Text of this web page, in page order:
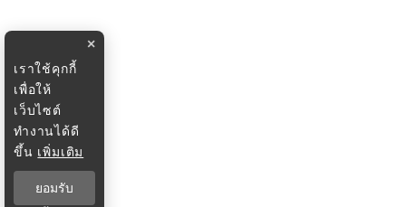
×
เราใช้คุกกี้
เพื่อให้
เว็บไซต์
ทำงานได้ดี
ขึ้น เพิ่มเติม
ยอมรับ